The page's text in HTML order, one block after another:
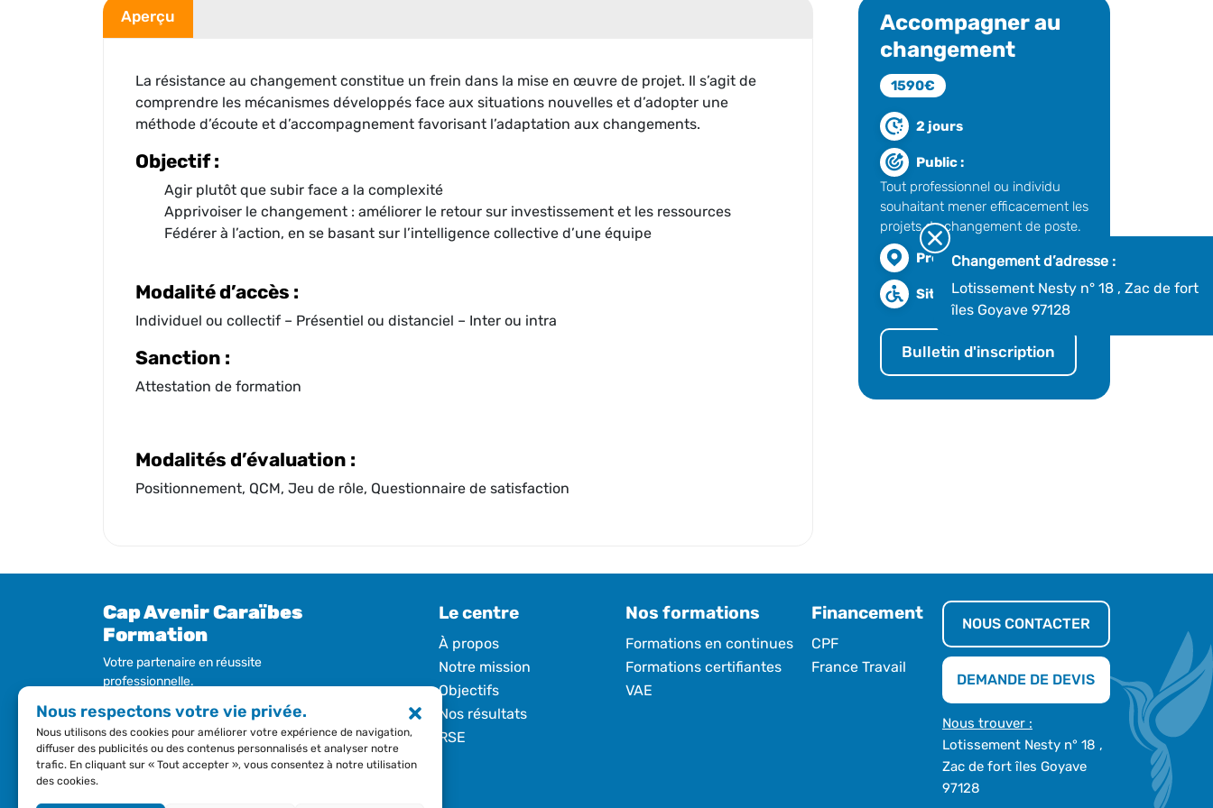
Nous respectons votre vie privée.
Nous utilisons des cookies pour améliorer votre expérience de navigation,
diffuser des publicités ou des contenus personnalisés et analyser notre
trafic. En cliquant sur « Tout accepter », vous consentez à notre utilisation
des cookies.
Aperçu
La résistance au changement constitue un frein dans la mise en œuvre de projet. Il s’agit de
comprendre les mécanismes développés face aux situations nouvelles et d’adopter une
méthode d’écoute et d’accompagnement favorisant l’adaptation aux changements.
Objectif :
Agir plutôt que subir face a la complexité
Apprivoiser le changement : améliorer le retour sur investissement et les ressources
Fédérer à l’action, en se basant sur l’intelligence collective d’une équipe
Modalité d’accès :
Individuel ou collectif – Présentiel ou distanciel – Inter ou intra
Sanction :
Attestation de formation
Modalités d’évaluation :
Positionnement, QCM, Jeu de rôle, Questionnaire de satisfaction
Accompagner au
changement
1590€
2 jours
Public :
Tout professionnel ou individu
souhaitant mener efficacement les
projets de changement de poste.
Présentiel
Site accessible
Bulletin d'inscription
Changement d’adresse :
Lotissement Nesty n° 18 , Zac de fort
îles Goyave 97128
Cap Avenir Caraïbes
Formation
Votre partenaire en réussite
professionnelle.
formations conçues pour vous aider à
développer vos compétences et atteindre
vos objectifs.
Le centre
À propos
Notre mission
Objectifs
Nos résultats
RSE
Nos formations
Formations en continues
Formations certifiantes
VAE
Financement
CPF
France Travail
NOUS CONTACTER
DEMANDE DE DEVIS
Nous trouver :
Lotissement Nesty n° 18 ,
Zac de fort îles Goyave
97128